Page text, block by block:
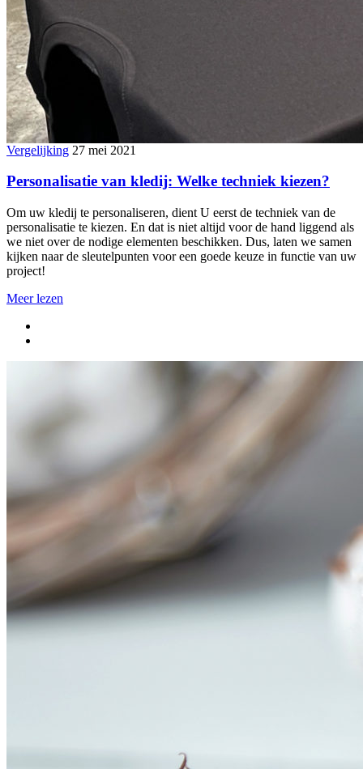
Vergelijking 27 mei 2021
Personalisatie van kledij: Welke techniek kiezen?
Om uw kledij te personaliseren, dient U eerst de techniek van de
personalisatie te kiezen. En dat is niet altijd voor de hand liggend als
we niet over de nodige elementen beschikken. Dus, laten we samen
kijken naar de sleutelpunten voor een goede keuze in functie van uw
project!
Meer lezen